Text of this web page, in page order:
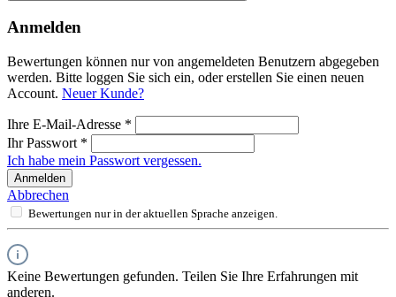
Anmelden
Bewertungen können nur von angemeldeten Benutzern abgegeben
werden. Bitte loggen Sie sich ein, oder erstellen Sie einen neuen
Account. Neuer Kunde?
Ihre E-Mail-Adresse *
Ihr Passwort *
Ich habe mein Passwort vergessen.
Anmelden
Abbrechen
Bewertungen nur in der aktuellen Sprache anzeigen.
Keine Bewertungen gefunden. Teilen Sie Ihre Erfahrungen mit
anderen.